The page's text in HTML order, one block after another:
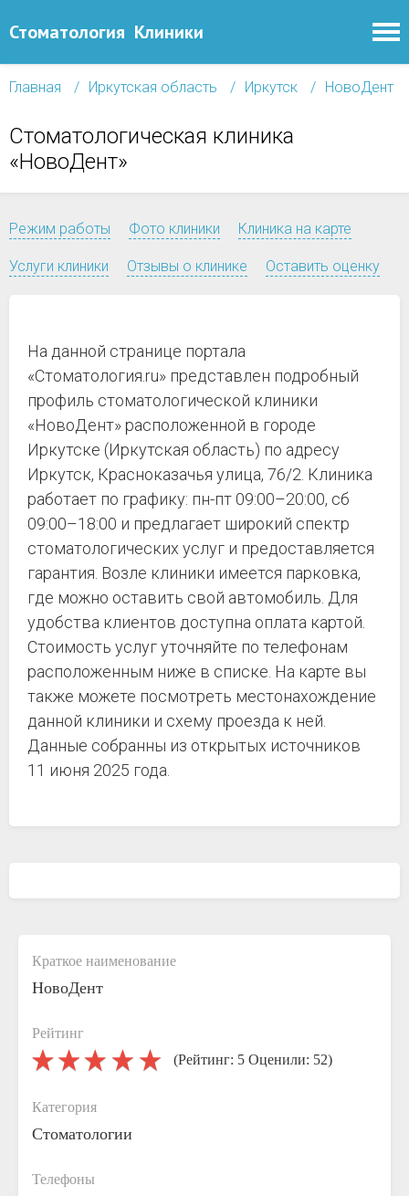
Стоматология Клиники
Главная Иркутская область Иркутск НовоДент
Стоматологическая клиника
«НовоДент»
Режим работы Фото клиники Клиника на карте
Услуги клиники Отзывы о клинике Оставить оценку
На данной странице портала
«Стоматология.ru» представлен подробный
профиль стоматологической клиники
«НовоДент» расположенной в городе
Иркутске (Иркутская область) по адресу
Иркутск, Красноказачья улица, 76/2. Клиника
работает по графику: пн-пт 09:00–20:00, сб
09:00–18:00 и предлагает широкий спектр
стоматологических услуг и предоставляется
гарантия. Возле клиники имеется парковка,
где можно оставить свой автомобиль. Для
удобства клиентов доступна оплата картой.
Стоимость услуг уточняйте по телефонам
расположенным ниже в списке. На карте вы
также можете посмотреть местонахождение
данной клиники и схему проезда к ней.
Данные собранны из открытых источников
11 июня 2025 года.
Краткое наименование
НовоДент
Рейтинг
(Рейтинг: 5 Оценили: 52)
Категория
Стоматологии
Телефоны